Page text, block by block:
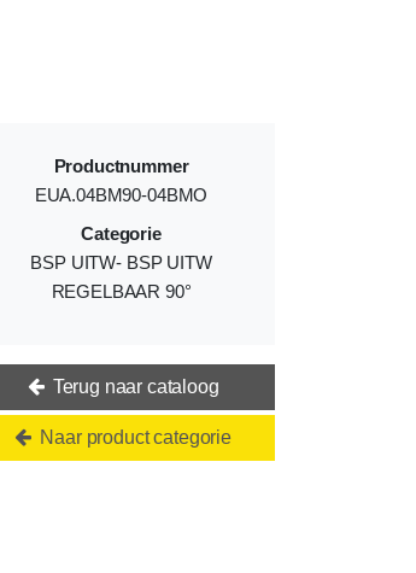
Productnummer
EUA.04BM90-04BMO
Categorie
BSP UITW- BSP UITW
REGELBAAR 90°
Terug naar cataloog
Naar product categorie